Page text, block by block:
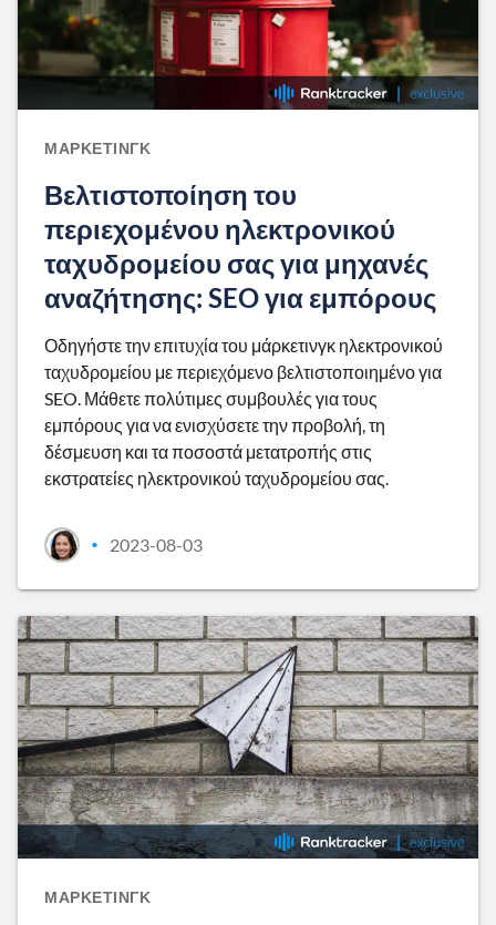
ΜΆΡΚΕΤΙΝΓΚ
Βελτιστοποίηση του
περιεχομένου ηλεκτρονικού
ταχυδρομείου σας για μηχανές
αναζήτησης: SEO για εμπόρους
Οδηγήστε την επιτυχία του μάρκετινγκ ηλεκτρονικού
ταχυδρομείου με περιεχόμενο βελτιστοποιημένο για
SEO. Μάθετε πολύτιμες συμβουλές για τους
εμπόρους για να ενισχύσετε την προβολή, τη
δέσμευση και τα ποσοστά μετατροπής στις
εκστρατείες ηλεκτρονικού ταχυδρομείου σας.
• 2023-08-03
ΜΆΡΚΕΤΙΝΓΚ